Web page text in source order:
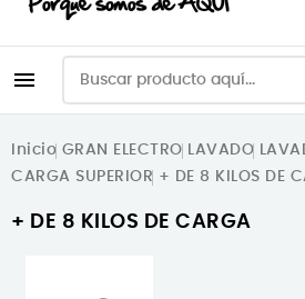

Inicio GRAN ELECTRO LAVADO
CARGA SUPERIOR + DE 8 KILOS DE
+ DE 8 KILOS DE CARGA